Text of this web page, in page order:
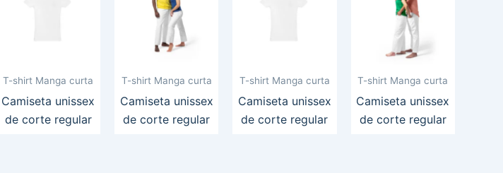
T-shirt Manga curta
Camiseta unissex
de corte regular
T-shirt Manga curta
Camiseta unissex
de corte regular
T-shirt Manga curta
Camiseta unissex
de corte regular
T-shirt Manga curta
Camiseta unissex
de corte regular